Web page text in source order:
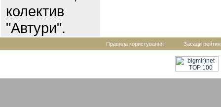
колектив
"Автури".
Правила користування Засади